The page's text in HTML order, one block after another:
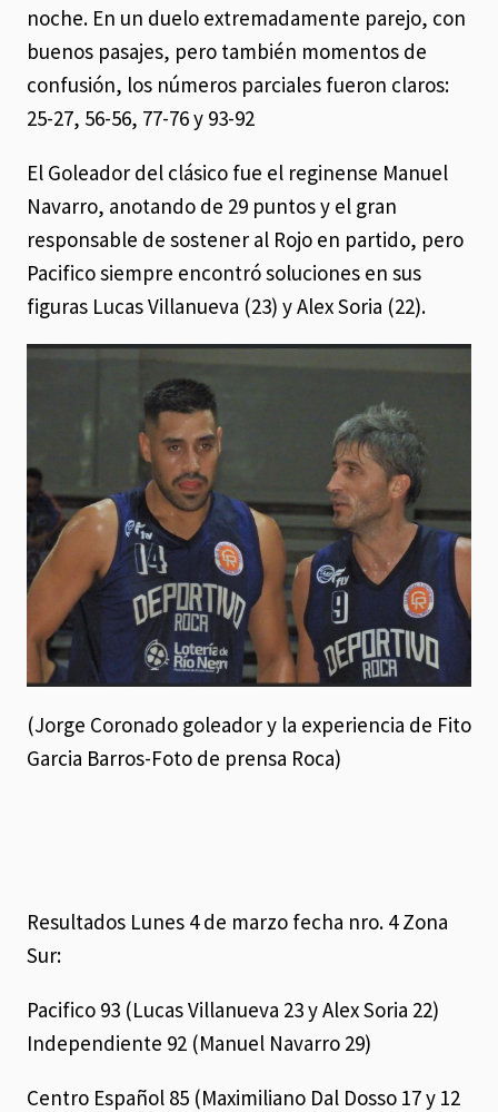
noche. En un duelo extremadamente parejo, con
buenos pasajes, pero también momentos de
confusión, los números parciales fueron claros:
25-27, 56-56, 77-76 y 93-92
El Goleador del clásico fue el reginense Manuel
Navarro, anotando de 29 puntos y el gran
responsable de sostener al Rojo en partido, pero
Pacifico siempre encontró soluciones en sus
figuras Lucas Villanueva (23) y Alex Soria (22).
(Jorge Coronado goleador y la experiencia de Fito
Garcia Barros-Foto de prensa Roca)
Resultados Lunes 4 de marzo fecha nro. 4 Zona
Sur:
Pacifico 93 (Lucas Villanueva 23 y Alex Soria 22)
Independiente 92 (Manuel Navarro 29)
Centro Español 85 (Maximiliano Dal Dosso 17 y 12